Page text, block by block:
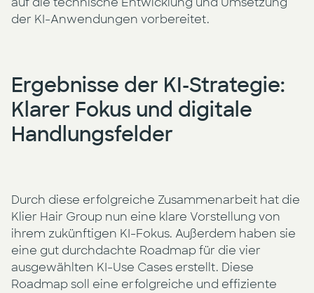
der KI-Anwendungen vorbereitet.
Ergebnisse der KI-Strategie:
Klarer Fokus und digitale
Handlungsfelder
Durch diese erfolgreiche Zusammenarbeit hat die
Klier Hair Group nun eine klare Vorstellung von
ihrem zukünftigen KI-Fokus. Außerdem haben sie
eine gut durchdachte Roadmap für die vier
ausgewählten KI-Use Cases erstellt. Diese
Roadmap soll eine erfolgreiche und effiziente